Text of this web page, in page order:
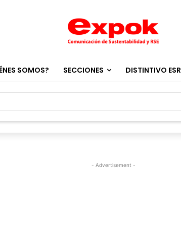
SOMOS? SECCIONES DISTINTIVO ESR
- Advertisement -